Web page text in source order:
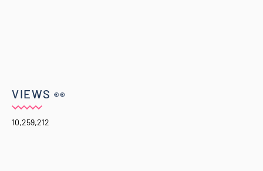
VIEWS 👀
10,259,212